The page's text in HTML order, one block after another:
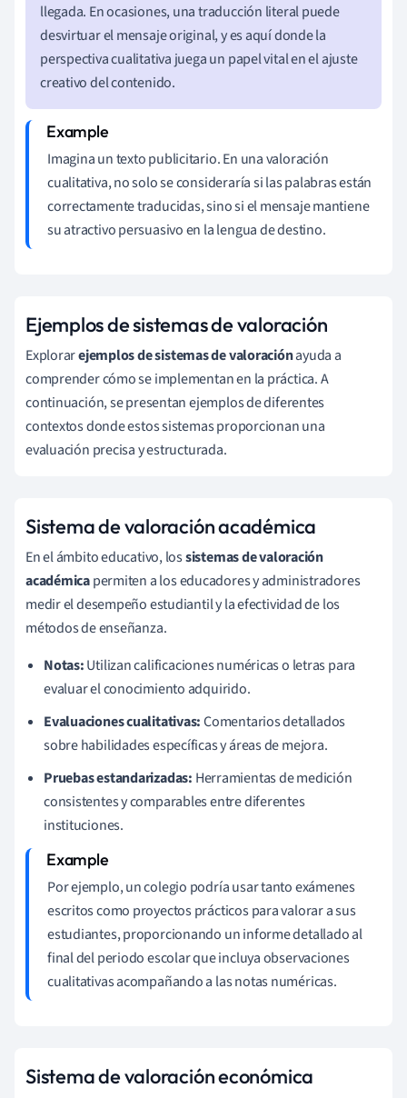
llegada. En ocasiones, una traducción literal puede
desvirtuar el mensaje original, y es aquí donde la
perspectiva cualitativa juega un papel vital en el ajuste
creativo del contenido.
Imagina un texto publicitario. En una valoración
cualitativa, no solo se consideraría si las palabras están
correctamente traducidas, sino si el mensaje mantiene
su atractivo persuasivo en la lengua de destino.
Ejemplos de sistemas de valoración
Explorarejemplos de sistemas de valoraciónayuda a
comprender cómo se implementan en la práctica. A
continuación, se presentan ejemplos de diferentes
contextos donde estos sistemas proporcionan una
evaluación precisa y estructurada.
Sistema de valoración académica
En el ámbito educativo, lossistemas de valoración
académicapermiten a los educadores y administradores
medir el desempeño estudiantil y la efectividad de los
métodos de enseñanza.
Notas:Utilizan calificaciones numéricas o letras para
evaluar el conocimiento adquirido.
Evaluaciones cualitativas:Comentarios detallados
sobre habilidades específicas y áreas de mejora.
Pruebas estandarizadas: Herramientas de medición
consistentes y comparables entre diferentes
instituciones.
Por ejemplo, un colegio podría usar tanto exámenes
escritos como proyectos prácticos para valorar a sus
estudiantes, proporcionando un informe detallado al
final del periodo escolar que incluya observaciones
cualitativas acompañando a las notas numéricas.
Sistema de valoración económica